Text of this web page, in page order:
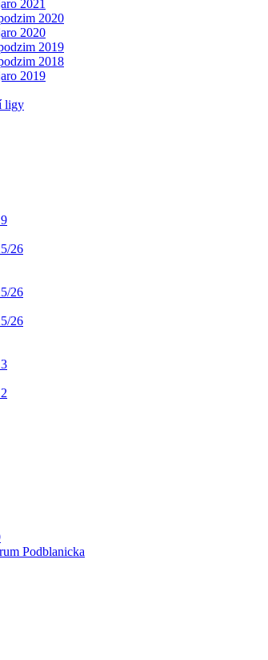
2021
2020
2020
2019
2018
2019
ligy
26
26
26
Podblanicka